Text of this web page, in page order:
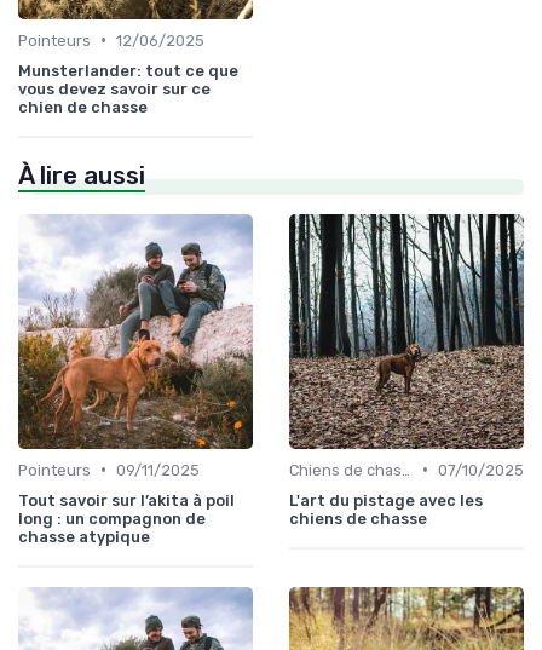
Pointeurs • 12/06/2025
Munsterlander: tout ce que
vous devez savoir sur ce
chien de chasse
À lire aussi
Pointeurs • 09/11/2025
Tout savoir sur l’akita à poil
long : un compagnon de
chasse atypique
• 07/10/2025
L'art du pistage avec les
chiens de chasse